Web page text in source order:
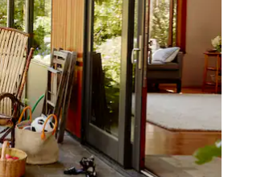
ou en appuyant et en faisant glisser.